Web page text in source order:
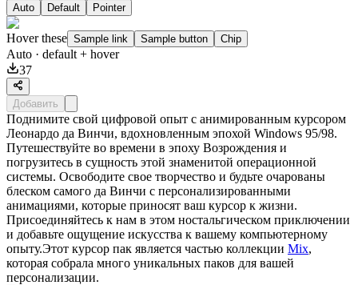
Auto Default Pointer
Hover these Sample link Sample button Chip
Auto · default + hover
37
Добавить
Поднимите свой цифровой опыт с анимированным курсором
Леонардо да Винчи, вдохновленным эпохой Windows 95/98.
Путешествуйте во времени в эпоху Возрождения и
погрузитесь в сущность этой знаменитой операционной
системы. Освободите свое творчество и будьте очарованы
блеском самого да Винчи с персонализированными
анимациями, которые приносят ваш курсор к жизни.
Присоединяйтесь к нам в этом ностальгическом приключении
и добавьте ощущение искусства к вашему компьютерному
опыту.Этот курсор пак является частью коллекции Mix,
которая собрала много уникальных паков для вашей
персонализации.